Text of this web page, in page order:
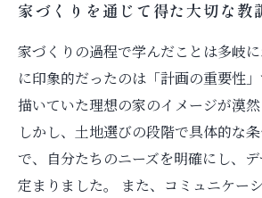
家づくりを通じて得た大切な教
家づくりの過程で学んだことは多岐
に印象的だったのは「計画の重要性
描いていた理想の家のイメージが漠然
しかし、土地選びの段階で具体的な
で、自分たちのニーズを明確にし、
定まりました。 また、コミュニケー